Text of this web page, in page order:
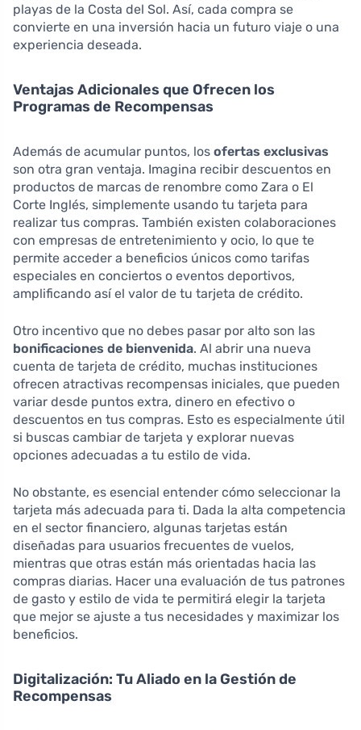
playas de la Costa del Sol. Así, cada compra se
convierte en una inversión hacia un futuro viaje o una
experiencia deseada.
Ventajas Adicionales que Ofrecen los
Programas de Recompensas
Además de acumular puntos, los ofertas exclusivas
son otra gran ventaja. Imagina recibir descuentos en
productos de marcas de renombre como Zara o El
Corte Inglés, simplemente usando tu tarjeta para
realizar tus compras. También existen colaboraciones
con empresas de entretenimiento y ocio, lo que te
permite acceder a beneficios únicos como tarifas
especiales en conciertos o eventos deportivos,
amplificando así el valor de tu tarjeta de crédito.
Otro incentivo que no debes pasar por alto son las
bonificaciones de bienvenida. Al abrir una nueva
cuenta de tarjeta de crédito, muchas instituciones
ofrecen atractivas recompensas iniciales, que pueden
variar desde puntos extra, dinero en efectivo o
descuentos en tus compras. Esto es especialmente útil
si buscas cambiar de tarjeta y explorar nuevas
opciones adecuadas a tu estilo de vida.
No obstante, es esencial entender cómo seleccionar la
tarjeta más adecuada para ti. Dada la alta competencia
en el sector financiero, algunas tarjetas están
diseñadas para usuarios frecuentes de vuelos,
mientras que otras están más orientadas hacia las
compras diarias. Hacer una evaluación de tus patrones
de gasto y estilo de vida te permitirá elegir la tarjeta
que mejor se ajuste a tus necesidades y maximizar los
beneficios.
Digitalización: Tu Aliado en la Gestión de
Recompensas